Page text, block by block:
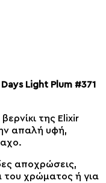
Light Plum #371
της Elixir
απαλή υφή,
αποχρώσεις,
του χρώματος ή για